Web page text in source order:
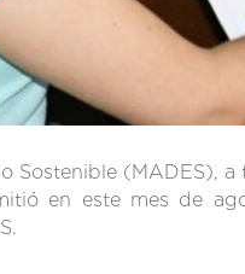
Sostenible (MADES),
en este mes de